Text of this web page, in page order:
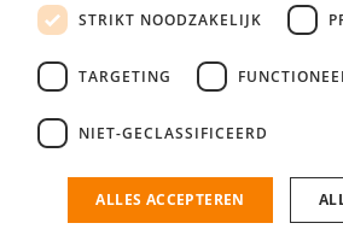
login gegevens onthouden
login
Bedrijf aanmelden
nieuwe collega/werknemer zo gevonden!
STRIKT NOODZAKELIJK
TARGETING
NIET-GECLASSIFICEERD
ALLES ACCEPTEREN